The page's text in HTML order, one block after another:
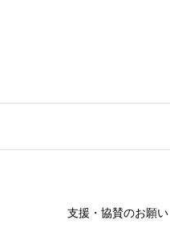
支援・協賛のお願い